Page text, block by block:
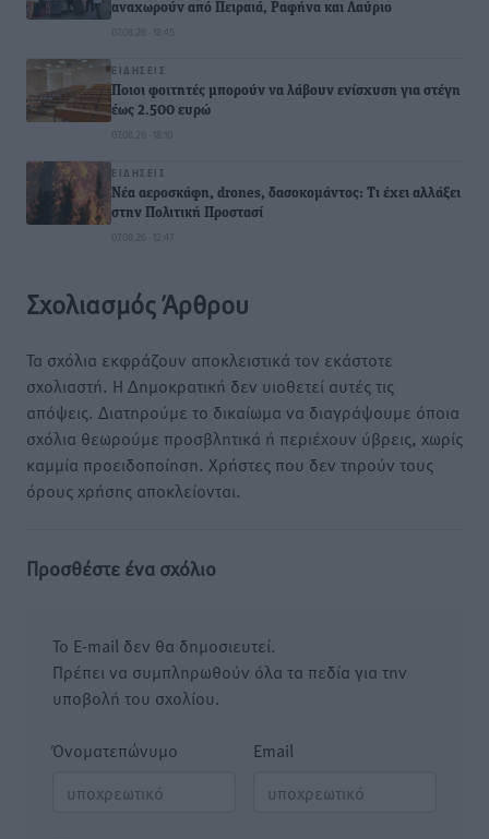
αναχωρούν από Πειραιά, Ραφήνα και Λαύριο
07.08.26 · 18:45
ΕΙΔΉΣΕΙΣ
Ποιοι φοιτητές μπορούν να λάβουν ενίσχυση για στέγη
έως 2.500 ευρώ
07.08.26 · 18:10
ΕΙΔΉΣΕΙΣ
Νέα αεροσκάφη, drones, δασοκομάντος: Τι έχει αλλάξει
στην Πολιτική Προστασί
07.08.26 · 12:47
Σχολιασμός Άρθρου
Τα σχόλια εκφράζουν αποκλειστικά τον εκάστοτε
σχολιαστή. Η Δημοκρατική δεν υιοθετεί αυτές τις
απόψεις. Διατηρούμε το δικαίωμα να διαγράψουμε όποια
σχόλια θεωρούμε προσβλητικά ή περιέχουν ύβρεις, χωρίς
καμμία προειδοποίηση. Χρήστες που δεν τηρούν τους
όρους χρήσης αποκλείονται.
Προσθέστε ένα σχόλιο
Το E-mail δεν θα δημοσιευτεί.
Πρέπει να συμπληρωθούν όλα τα πεδία για την
υποβολή του σχολίου.
Όνοματεπώνυμο Email